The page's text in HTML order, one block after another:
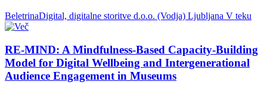
BeletrinaDigital, digitalne storitve d.o.o. (Vodja) Ljubljana V teku
RE-MIND: A Mindfulness-Based Capacity-Building
Model for Digital Wellbeing and Intergenerational
Audience Engagement in Museums